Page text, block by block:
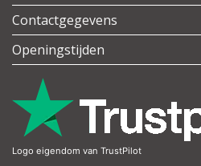
Contactgegevens
Openingstijden
Logo eigendom van TrustPilot